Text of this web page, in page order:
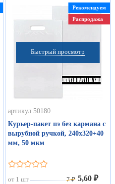
Быстрый просмотр
Рекомендуем
Распродажа
артикул 50180
Курьер-пакет пэ без кармана с
вырубной ручкой, 240х320+40
мм, 50 мкм
от 1 шт 7 ₽ 5,60 ₽